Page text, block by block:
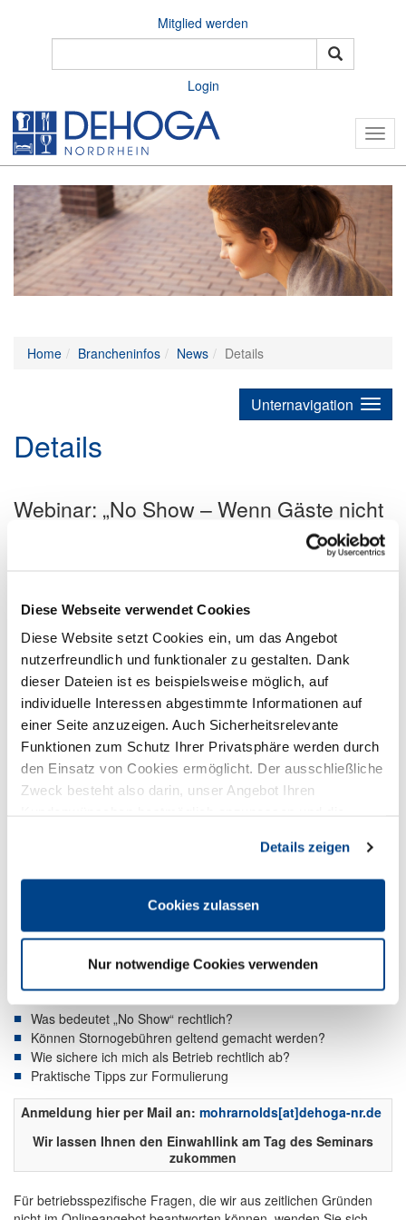
Diese Webseite verwendet Cookies
Diese Website setzt Cookies ein, um das Angebot
nutzerfreundlich und funktionaler zu gestalten. Dank
dieser Dateien ist es beispielsweise möglich, auf
individuelle Interessen abgestimmte Informationen auf
einer Seite anzuzeigen. Auch Sicherheitsrelevante
Funktionen zum Schutz Ihrer Privatsphäre werden durch
den Einsatz von Cookies ermöglicht. Der ausschließliche
Zweck besteht also darin, unser Angebot Ihren
Details zeigen
Cookies zulassen
Nur notwendige Cookies verwenden
Mitglied werden
Login
Home Brancheninfos News Details
Unternavigation
Details
Webinar: „No Show – Wenn Gäste nicht
Recht
Bei unserem nächsten „DEHOGA-Juristen-Talk: Recht zum
Mitnehmen“ widmen wir uns einem Thema, das viele
Gastronomiebetriebe betrifft und oft zu Unsicherheit führt.
Jetzt kostenfrei anmelden!
Montag, 10.11.2025, 11:00 – 11:45 Uhr, via Microsoft Teams
Unsere Juristen Berfin Ocak und Jens Hönig informieren über
folgende Inhalte:
Was bedeutet „No Show“ rechtlich?
Können Stornogebühren geltend gemacht werden?
Wie sichere ich mich als Betrieb rechtlich ab?
Praktische Tipps zur Formulierung
Anmeldung hier per Mail an: mohrarnolds​[at]​dehoga-nr.de
Wir lassen Ihnen den Einwahllink am Tag des Seminars
zukommen
Für betriebsspezifische Fragen, die wir aus zeitlichen Gründen